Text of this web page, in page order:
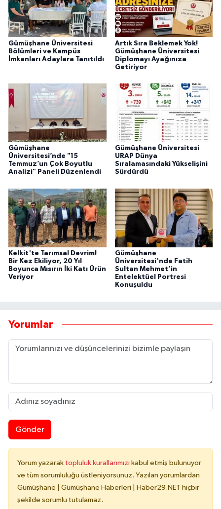
Gümüşhane Üniversitesi
Bölümleri ve Kampüs
İmkanları Adaylara Tanıtıldı
Artık Sıra Beklemek Yok!
Gümüşhane Üniversitesi
Diplomayı Ayağınıza
Getiriyor
Gümüşhane
Üniversitesi’nde "15
Temmuz’un Çok Boyutlu
Analizi" Paneli Düzenlendi
Gümüşhane Üniversitesi
URAP Dünya
Sıralamasındaki Yükselişini
Sürdürdü
Kelkit'te Tarımsal Devrim!
Bir Kez Ekiliyor, 20 Yıl
Boyunca Mısırın İki Katı Ürün
Veriyor
Gümüşhane
Üniversitesi'nde Fatih
Sultan Mehmet’in
Entelektüel Portresi
Konuşuldu
Yorumlar
Gönder
Yorum yazarak topluluk kurallarımızı kabul etmiş bulunuyor
ve tüm sorumluluğu üstleniyorsunuz. Yazılan yorumlardan
Gümüşhane | Gümüşhane Haberleri | Haber29.NET hiçbir
şekilde sorumlu tutulamaz.